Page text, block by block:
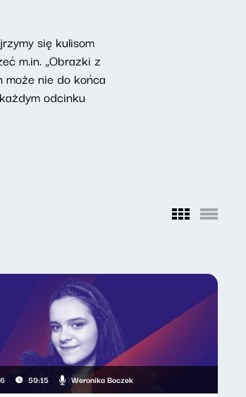
się kulisom
m.in. „Obrazki z
może nie do końca
odcinku
59:15 Weronika Boczek